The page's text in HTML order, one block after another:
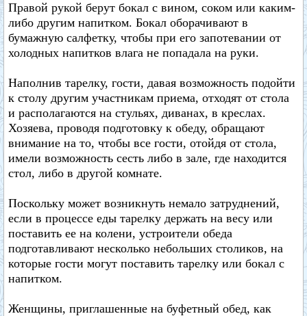
Правой рукой берут бокал с вином, соком или каким-
либо другим напитком. Бокал оборачивают в
бумажную салфетку, чтобы при его запотевании от
холодных напитков влага не попадала на руки.
Наполнив тарелку, гости, давая возможность подойти
к столу другим участникам приема, отходят от стола
и располагаются на стульях, диванах, в креслах.
Хозяева, проводя подготовку к обеду, обращают
внимание на то, чтобы все гости, отойдя от стола,
имели возможность сесть либо в зале, где находится
стол, либо в другой комнате.
Поскольку может возникнуть немало затруднений,
если в процессе еды тарелку держать на весу или
поставить ее на колени, устроители обеда
подготавливают несколько небольших столиков, на
которые гости могут поставить тарелку или бокал с
напитком.
Женщины, приглашенные на буфетный обед, как